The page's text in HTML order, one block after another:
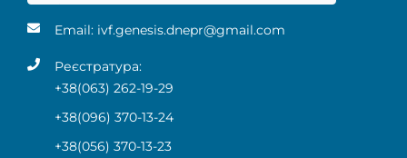
Email: ivf.genesis.dnepr@gmail.com
Реєстратура:
+38(063) 262-19-29
+38(096) 370-13-24
+38(056) 370-13-23